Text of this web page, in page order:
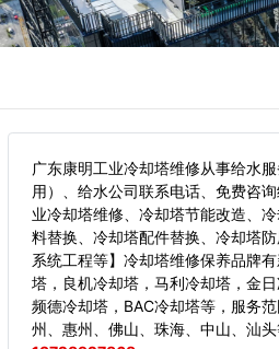
广东康明工业冷却塔维修从事给水
用）、给水公司联系电话、免费咨
业冷却塔维修、冷却塔节能改造、
料替换、冷却塔配件替换、冷却塔
系统工程等】冷却塔维修保养品牌
塔，良机冷却塔，马利冷却塔，金
频德冷却塔，BAC冷却塔等，服务
州、惠州、佛山、珠海、中山、汕头